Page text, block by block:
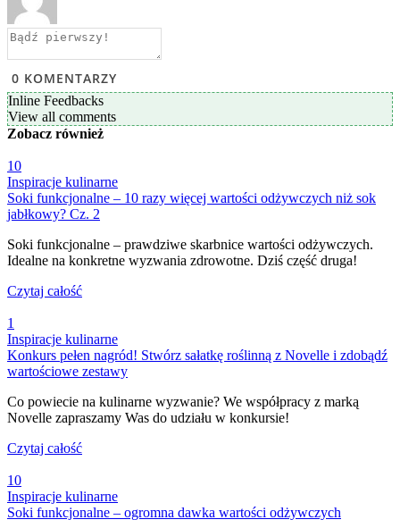
0 KOMENTARZY
Inline Feedbacks
View all comments
Zobacz również
10
Inspiracje kulinarne
Soki funkcjonalne – 10 razy więcej wartości odżywczych niż sok
jabłkowy? Cz. 2
Soki funkcjonalne – prawdziwe skarbnice wartości odżywczych.
Idealne na konkretne wyzwania zdrowotne. Dziś część druga!
Czytaj całość
1
Inspiracje kulinarne
Konkurs pełen nagród! Stwórz sałatkę roślinną z Novelle i zdobądź
wartościowe zestawy
Co powiecie na kulinarne wyzwanie? We współpracy z marką
Novelle zapraszamy Was do udziału w konkursie!
Czytaj całość
10
Inspiracje kulinarne
Soki funkcjonalne – ogromna dawka wartości odżywczych